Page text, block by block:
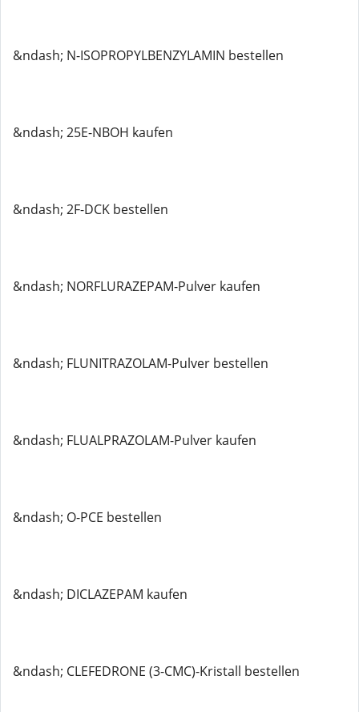
&ndash; N-ISOPROPYLBENZYLAMIN bestellen
&ndash; 25E-NBOH kaufen
&ndash; 2F-DCK bestellen
&ndash; NORFLURAZEPAM-Pulver kaufen
&ndash; FLUNITRAZOLAM-Pulver bestellen
&ndash; FLUALPRAZOLAM-Pulver kaufen
&ndash; O-PCE bestellen
&ndash; DICLAZEPAM kaufen
&ndash; CLEFEDRONE (3-CMC)-Kristall bestellen